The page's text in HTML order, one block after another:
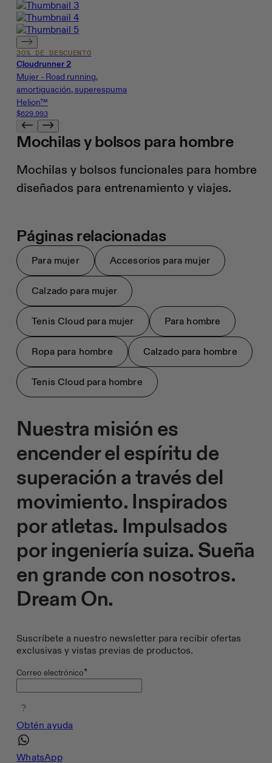
30% DE DESCUENTO
Cloudrunner 2
Mujer - Road running,
amortiguación, superespuma
Helion™
$629.993
Mochilas y bolsos para hombre
Mochilas y bolsos funcionales para hombre
diseñados para entrenamiento y viajes.
Páginas relacionadas
Para mujer Accesorios para mujer
Calzado para mujer
Tenis Cloud para mujer Para hombre
Ropa para hombre Calzado para hombre
Tenis Cloud para hombre
Nuestra misión es
encender el espíritu de
superación a través del
movimiento. Inspirados
por atletas. Impulsados
por ingeniería suiza. Sueña
en grande con nosotros.
Dream On.
Suscríbete a nuestro newsletter para recibir ofertas
exclusivas y vistas previas de productos.
Correo electrónico*
Obtén ayuda
WhatsApp